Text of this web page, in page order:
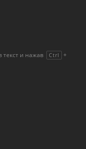
и нажав Ctrl +